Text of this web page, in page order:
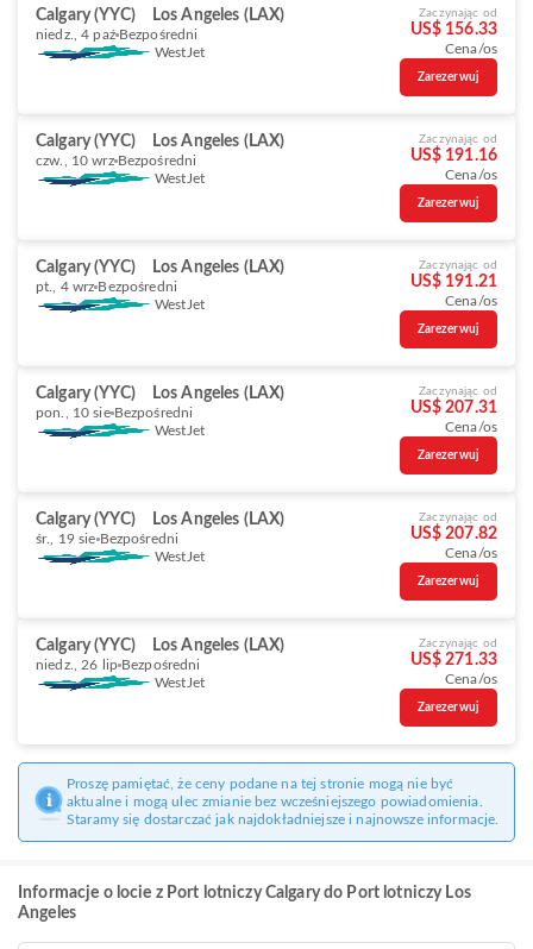
Calgary (YYC) Los Angeles (LAX)
niedz., 4 paź Bezpośredni
WestJet
Zaczynając od
US$ 156.33
Cena/os
Zarezerwuj
Calgary (YYC) Los Angeles (LAX)
czw., 10 wrz Bezpośredni
WestJet
Zaczynając od
US$ 191.16
Cena/os
Zarezerwuj
Calgary (YYC) Los Angeles (LAX)
pt., 4 wrz Bezpośredni
WestJet
Zaczynając od
US$ 191.21
Cena/os
Zarezerwuj
Calgary (YYC) Los Angeles (LAX)
pon., 10 sie Bezpośredni
WestJet
Zaczynając od
US$ 207.31
Cena/os
Zarezerwuj
Calgary (YYC) Los Angeles (LAX)
śr., 19 sie Bezpośredni
WestJet
Zaczynając od
US$ 207.82
Cena/os
Zarezerwuj
Calgary (YYC) Los Angeles (LAX)
niedz., 26 lip Bezpośredni
WestJet
Zaczynając od
US$ 271.33
Cena/os
Zarezerwuj
Proszę pamiętać, że ceny podane na tej stronie mogą nie być
aktualne i mogą ulec zmianie bez wcześniejszego powiadomienia.
Staramy się dostarczać jak najdokładniejsze i najnowsze informacje.
Informacje o locie z Port lotniczy Calgary do Port lotniczy Los
Angeles